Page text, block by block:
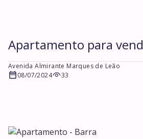
Apartamento para
Avenida Almirante Marques de Leão
08/07/2024
33